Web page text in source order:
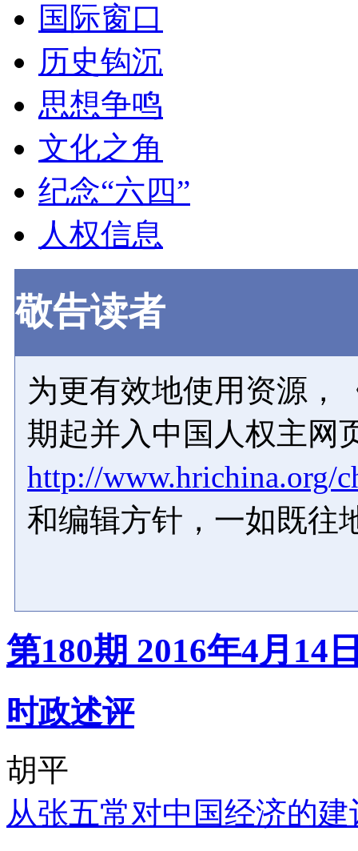
国际窗口
历史钩沉
思想争鸣
文化之角
纪念“六四”
人权信息
敬告读者
为更有效地使用资源，
期起并入中国人权主网
http://www.hrichina.org/
和编辑方针，一如既往
第180期 2016年4月14
时政述评
胡平
从张五常对中国经济的